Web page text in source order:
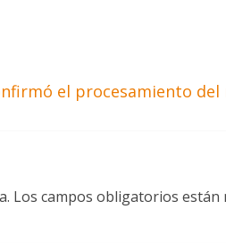
el procesamiento del
Los campos obligatorios están